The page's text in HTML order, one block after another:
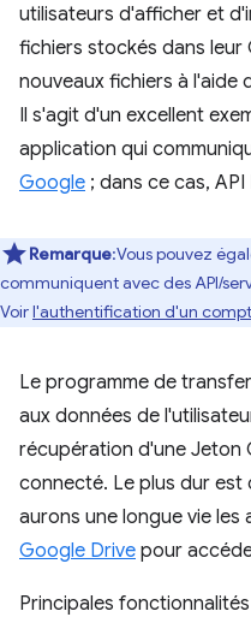
utilisateurs d'afficher et
fichiers stockés dans
nouveaux fichiers à l'aide
Il s'agit d'un excellent
application qui
Google ; dans ce cas, API
Remarque:Vous pouvez
communiquent avec des API/
Voirl'authentification d'un
Le programme de
aux données de
récupération d'une Jeton
connecté. Le plus dur est
aurons une longue vie les
Google Drive pour
Principales